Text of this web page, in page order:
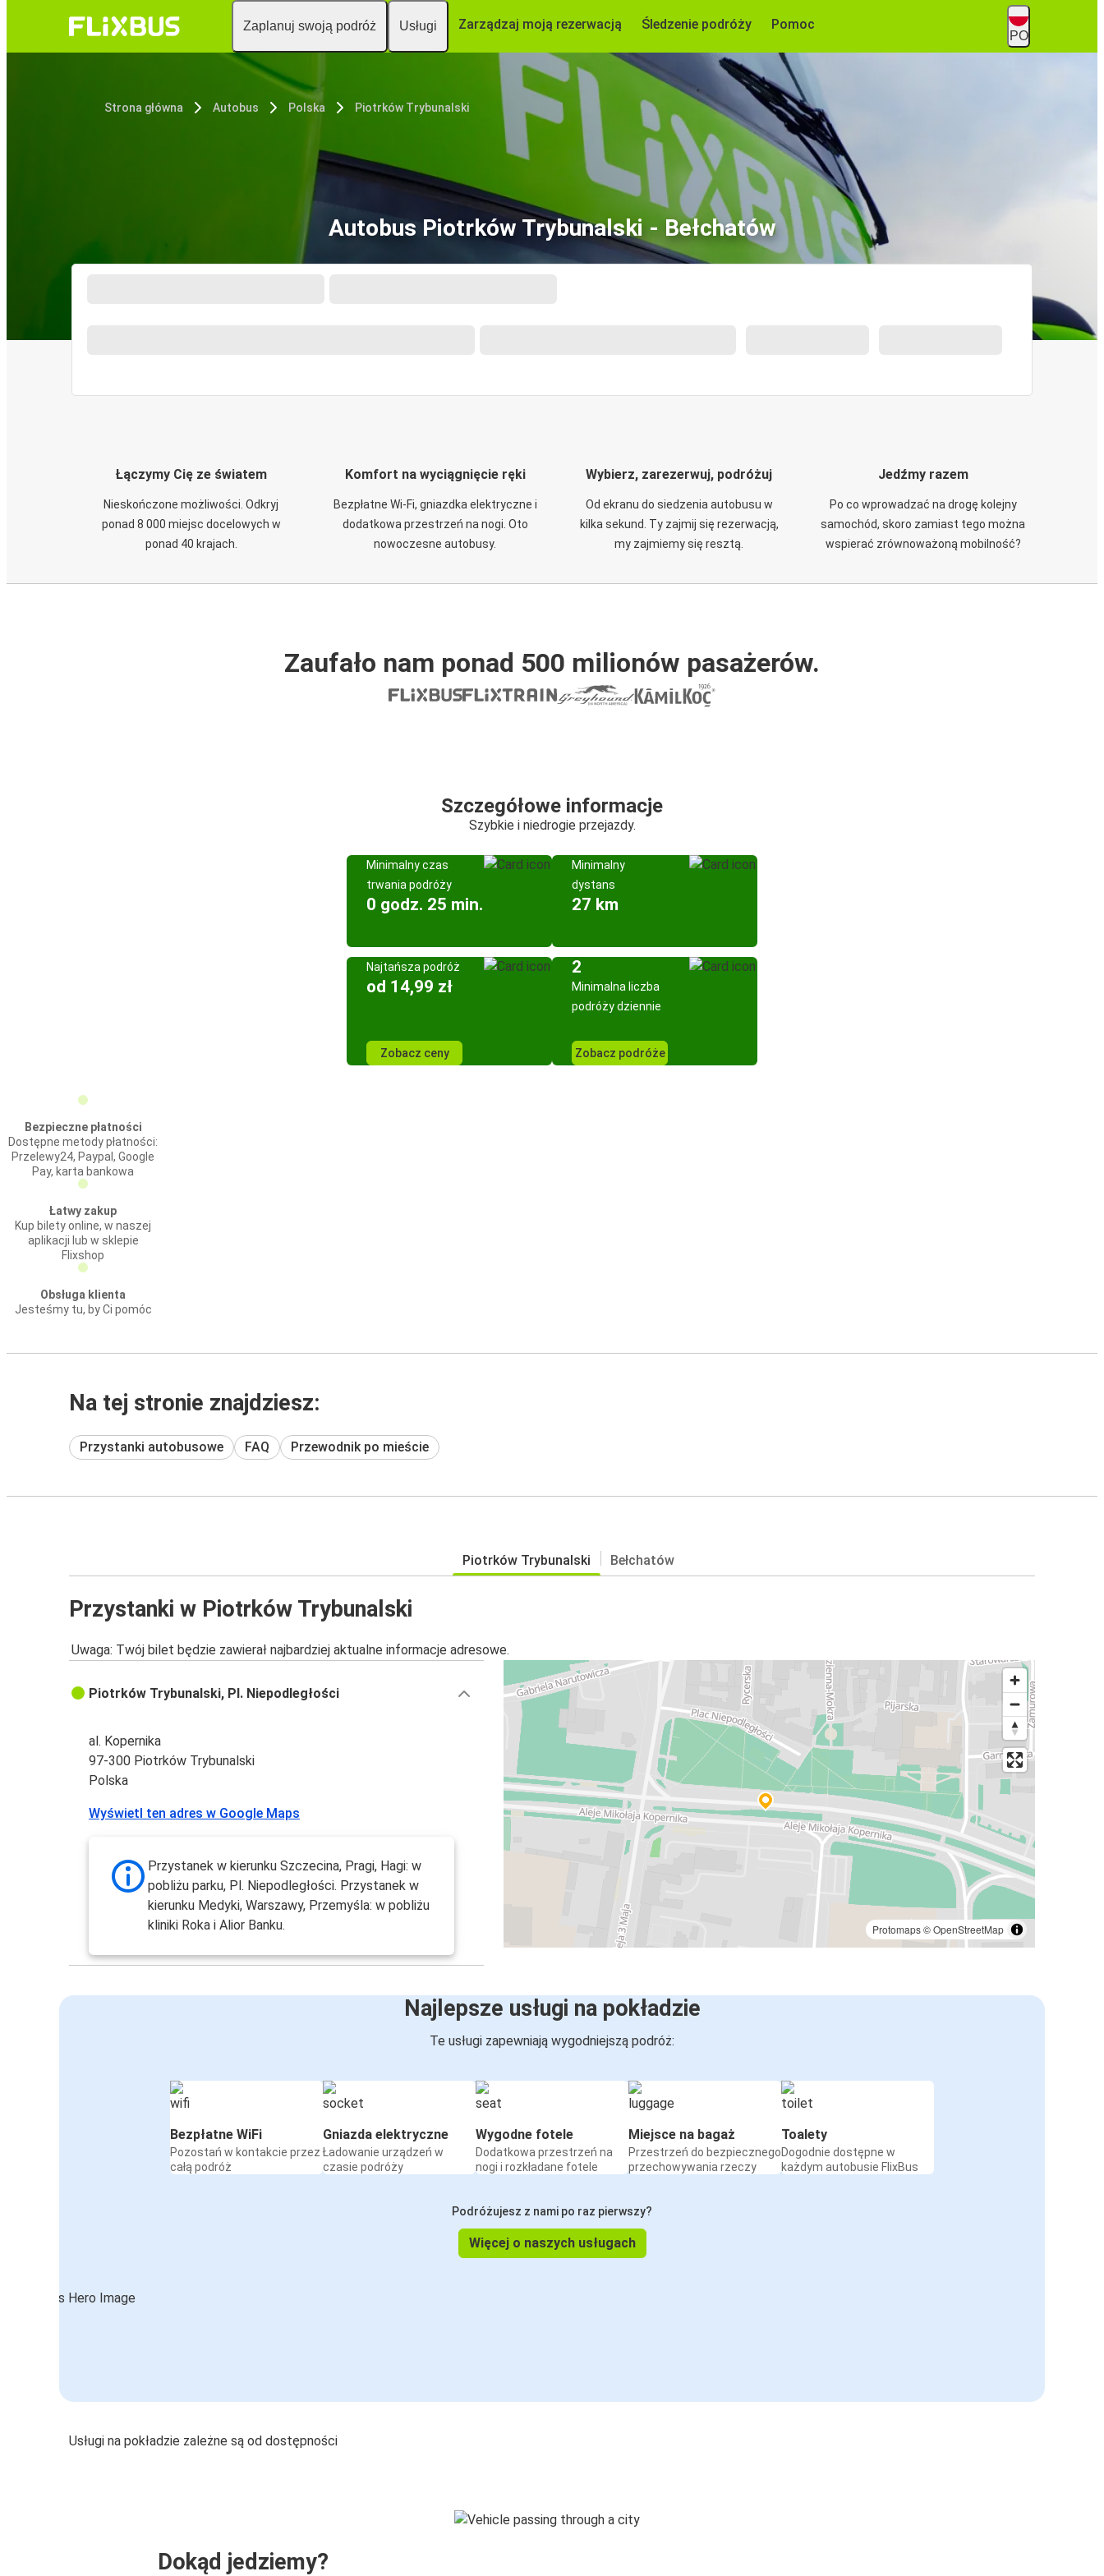
Zaplanuj swoją podróż Usługi Zarządzaj moją rezerwacją Śledzenie podróży Pomoc
PO
Strona główna Autobus Polska Piotrków Trybunalski
Autobus Piotrków Trybunalski - Bełchatów
Łączymy Cię ze światem
Nieskończone możliwości. Odkryj
ponad 8 000 miejsc docelowych w
ponad 40 krajach.
Komfort na wyciągnięcie ręki
Bezpłatne Wi-Fi, gniazdka elektryczne i
dodatkowa przestrzeń na nogi. Oto
nowoczesne autobusy.
Wybierz, zarezerwuj, podróżuj
Od ekranu do siedzenia autobusu w
kilka sekund. Ty zajmij się rezerwacją,
my zajmiemy się resztą.
Jedźmy razem
Po co wprowadzać na drogę kolejny
samochód, skoro zamiast tego można
wspierać zrównoważoną mobilność?
Zaufało nam ponad 500 milionów pasażerów.
Szczegółowe informacje
Szybkie i niedrogie przejazdy.
Minimalny czas
trwania podróży
0 godz. 25 min.
Minimalny
dystans
27 km
Najtańsza podróż
od 14,99 zł
Zobacz ceny
2
Minimalna liczba
podróży dziennie
Zobacz podróże
Bezpieczne płatności
Dostępne metody płatności:
Przelewy24, Paypal, Google
Pay, karta bankowa
Łatwy zakup
Kup bilety online, w naszej
aplikacji lub w sklepie
Flixshop
Obsługa klienta
Jesteśmy tu, by Ci pomóc
Na tej stronie znajdziesz:
Przystanki autobusowe FAQ Przewodnik po mieście
Piotrków Trybunalski Bełchatów
Przystanki w Piotrków Trybunalski
Uwaga: Twój bilet będzie zawierał najbardziej aktualne informacje adresowe.
Protomaps©OpenStreetMap
Piotrków Trybunalski, Pl. Niepodległości
al. Kopernika
97-300 Piotrków Trybunalski
Polska
Wyświetl ten adres w Google Maps
Przystanek w kierunku Szczecina, Pragi, Hagi: w
pobliżu parku, Pl. Niepodległości. Przystanek w
kierunku Medyki, Warszawy, Przemyśla: w pobliżu
kliniki Roka i Alior Banku.
Najlepsze usługi na pokładzie
Te usługi zapewniają wygodniejszą podróż:
Bezpłatne WiFi
Pozostań w kontakcie przez
całą podróż
Gniazda elektryczne
Ładowanie urządzeń w
czasie podróży
Wygodne fotele
Dodatkowa przestrzeń na
nogi i rozkładane fotele
Miejsce na bagaż
Przestrzeń do bezpiecznego
przechowywania rzeczy
Toalety
Dogodnie dostępne w
każdym autobusie FlixBus
Podróżujesz z nami po raz pierwszy?
Więcej o naszych usługach
Usługi na pokładzie zależne są od dostępności
Dokąd jedziemy?